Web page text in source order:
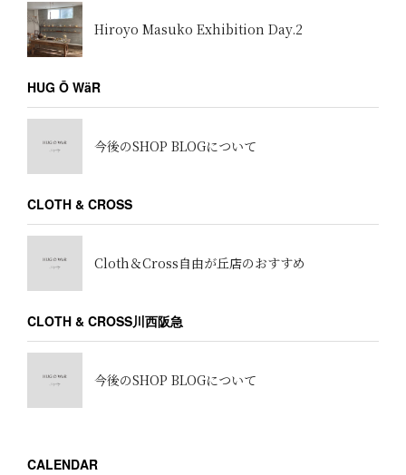
Hiroyo Masuko Exhibition Day.2
HUG Ō WäR
今後のSHOP BLOGについて
CLOTH & CROSS
Cloth＆Cross自由が丘店のおすすめ
CLOTH & CROSS川西阪急
今後のSHOP BLOGについて
CALENDAR